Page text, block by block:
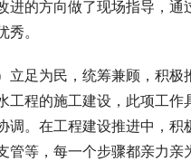
进的方向做了现场指导，
秀。
）立足为民，统筹兼顾，积
工程的施工建设，此项工作
调。在工程建设推进中，
管等，每一个步骤都亲力